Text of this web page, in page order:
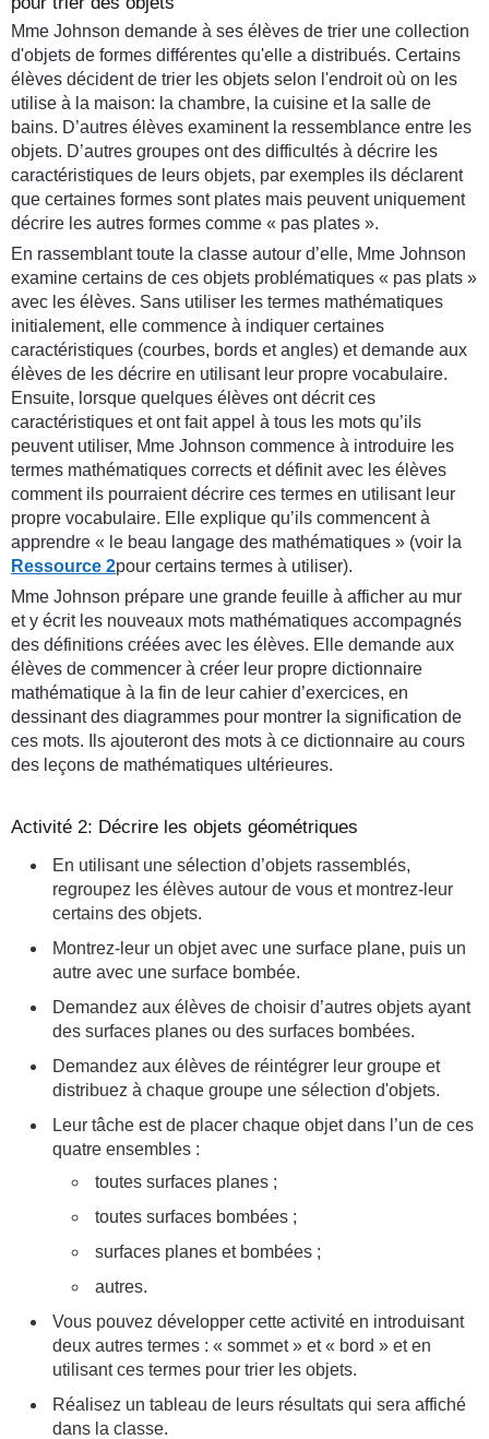
Mme Johnson demande à ses élèves de trier une collection
d'objets de formes différentes qu'elle a distribués. Certains
élèves décident de trier les objets selon l'endroit où on les
utilise à la maison: la chambre, la cuisine et la salle de
bains. D’autres élèves examinent la ressemblance entre les
objets. D’autres groupes ont des difficultés à décrire les
caractéristiques de leurs objets, par exemples ils déclarent
que certaines formes sont plates mais peuvent uniquement
décrire les autres formes comme « pas plates ».
En rassemblant toute la classe autour d’elle, Mme Johnson
examine certains de ces objets problématiques « pas plats »
avec les élèves. Sans utiliser les termes mathématiques
initialement, elle commence à indiquer certaines
caractéristiques (courbes, bords et angles) et demande aux
élèves de les décrire en utilisant leur propre vocabulaire.
Ensuite, lorsque quelques élèves ont décrit ces
caractéristiques et ont fait appel à tous les mots qu’ils
peuvent utiliser, Mme Johnson commence à introduire les
termes mathématiques corrects et définit avec les élèves
comment ils pourraient décrire ces termes en utilisant leur
propre vocabulaire. Elle explique qu’ils commencent à
apprendre « le beau langage des mathématiques » (voir la
Ressource 2pour certains termes à utiliser).
Mme Johnson prépare une grande feuille à afficher au mur
et y écrit les nouveaux mots mathématiques accompagnés
des définitions créées avec les élèves. Elle demande aux
élèves de commencer à créer leur propre dictionnaire
mathématique à la fin de leur cahier d’exercices, en
dessinant des diagrammes pour montrer la signification de
ces mots. Ils ajouteront des mots à ce dictionnaire au cours
des leçons de mathématiques ultérieures.
Activité 2: Décrire les objets géométriques
En utilisant une sélection d’objets rassemblés,
regroupez les élèves autour de vous et montrez-leur
certains des objets.
Montrez-leur un objet avec une surface plane, puis un
autre avec une surface bombée.
Demandez aux élèves de choisir d’autres objets ayant
des surfaces planes ou des surfaces bombées.
Demandez aux élèves de réintégrer leur groupe et
distribuez à chaque groupe une sélection d'objets.
Leur tâche est de placer chaque objet dans l’un de ces
quatre ensembles :
toutes surfaces planes ;
toutes surfaces bombées ;
surfaces planes et bombées ;
autres.
Vous pouvez développer cette activité en introduisant
deux autres termes : « sommet » et « bord » et en
utilisant ces termes pour trier les objets.
Réalisez un tableau de leurs résultats qui sera affiché
dans la classe.